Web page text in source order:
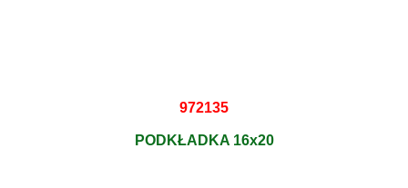
972135
PODKŁADKA 16x20